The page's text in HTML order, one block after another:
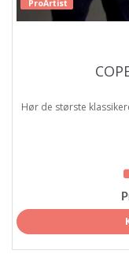
ProArtist
Hør de største